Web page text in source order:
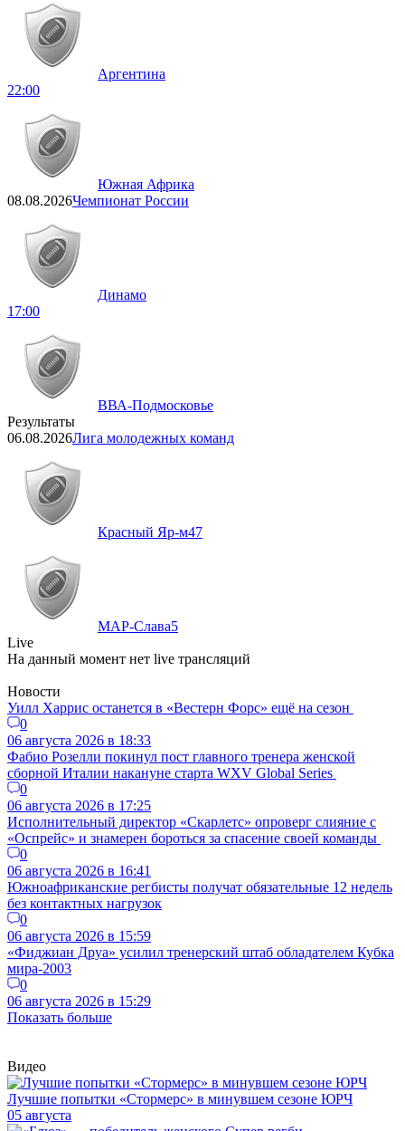
Аргентина
22:00
Южная Африка
08.08.2026Чемпионат России
Динамо
17:00
ВВА-Подмосковье
Результаты
06.08.2026Лига молодежных команд
Красный Яр-м47
МАР-Слава5
Live
На данный момент нет live трансляций
Новости
Уилл Харрис останется в «Вестерн Форс» ещё на сезон
0
06 августа 2026 в 18:33
Фабио Розелли покинул пост главного тренера женской
сборной Италии накануне старта WXV Global Series
0
06 августа 2026 в 17:25
Исполнительный директор «Скарлетс» опроверг слияние с
«Оспрейс» и знамерен бороться за спасение своей команды
0
06 августа 2026 в 16:41
Южноафриканские регбисты получат обязательные 12 недель
без контактных нагрузок
0
06 августа 2026 в 15:59
«Фиджиан Друа» усилил тренерский штаб обладателем Кубка
мира-2003
0
06 августа 2026 в 15:29
Показать больше
Видео
Лучшие попытки «Стормерс» в минувшем сезоне ЮРЧ
05 августа